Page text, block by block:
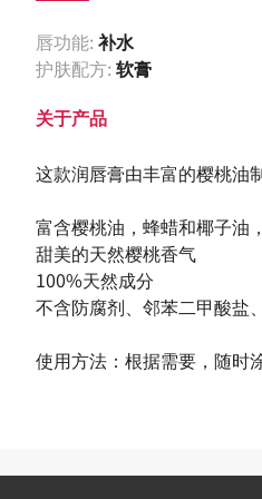
唇功能: 补水
护肤配方: 软膏
关于产品
这款润唇膏由丰富的樱桃
富含樱桃油，蜂蜡和椰子油
甜美的天然樱桃香气
100%天然成分
不含防腐剂、邻苯二甲酸盐
使用方法：根据需要，随时